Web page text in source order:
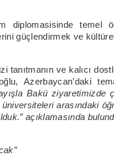
diplomasisinde temel
güçlendirmek ve
tanıtmanın ve kalıcı
Azerbaycan’daki
Bakü ziyaretimizde
arasındaki
açıklamasında